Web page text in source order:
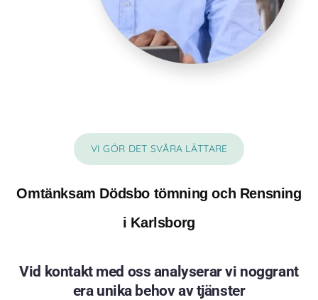
VI GÖR DET SVÅRA LÄTTARE
Omtänksam Dödsbo tömning och Rensning
i Karlsborg
Vid kontakt med oss analyserar vi noggrant
era unika behov av tjänster